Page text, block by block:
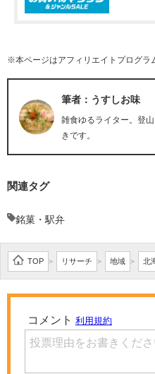
※本ページはアフィリエイトプログラ
筆者：うすしお味
雑食ゆるライター。登
きです。
関連タグ
銘菓・駅弁
TOP > リサーチ > 地域 > 北